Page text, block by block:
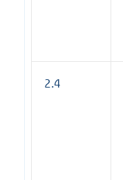
2.4